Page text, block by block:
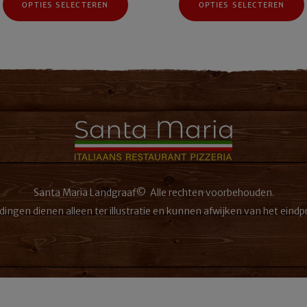
OPTIES SELECTEREN
product
Deze
gekozen
worden
op
de
productpagina
OPTIES SELECTEREN
Santa Maria Landgraaf© Alle rechten voorbehouden.
dienen alleen ter illustratie en kunnen afwijken van het